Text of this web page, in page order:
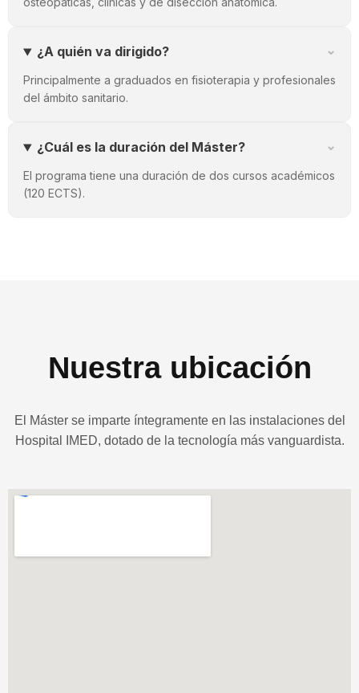
¿A quién va dirigido? ⌄
Principalmente a graduados en fisioterapia y profesionales
del ámbito sanitario.
¿Cuál es la duración del Máster? ⌄
El programa tiene una duración de dos cursos académicos
(120 ECTS).
Nuestra ubicación
El Máster se imparte íntegramente en las instalaciones del
Hospital IMED, dotado de la tecnología más vanguardista.